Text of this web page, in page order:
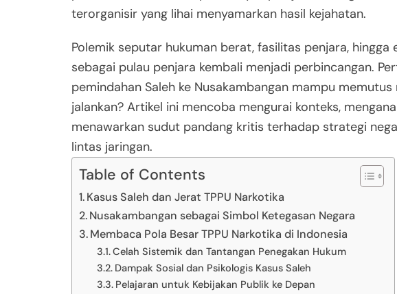
terorganisir yang lihai menyamarkan hasil kejahatan.
Polemik seputar hukuman berat, fasilitas penjara, hingga
sebagai pulau penjara kembali menjadi perbincangan.
pemindahan Saleh ke Nusakambangan mampu
jalankan? Artikel ini mencoba mengurai konteks,
menawarkan sudut pandang kritis terhadap strategi
lintas jaringan.
Table of Contents
Kasus Saleh dan Jerat TPPU Narkotika
Nusakambangan sebagai Simbol Ketegasan Negara
Membaca Pola Besar TPPU Narkotika di Indonesia
Celah Sistemik dan Tantangan Penegakan Hukum
Dampak Sosial dan Psikologis Kasus Saleh
Pelajaran untuk Kebijakan Publik ke Depan